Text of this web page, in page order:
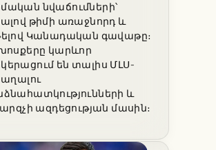
նվաճումների՝
թիմի առաջնորդ և
Կանադական գավաթը։
կարևոր
են տալիս ՄԼՍ-
և
ազդեցության մասին։